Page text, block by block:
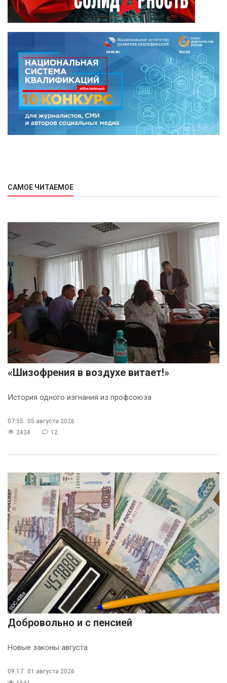
САМОЕ ЧИТАЕМОЕ
«Шизофрения в воздухе витает!»
История одного изгнания из профсоюза
07:55
05 августа 2026
2424
12
Добровольно и с пенсией
Новые законы августа
09:17 01 августа 2026